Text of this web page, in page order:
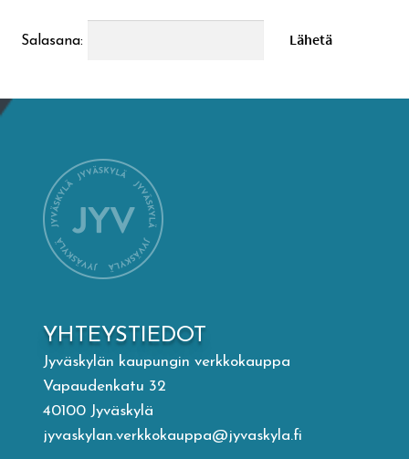
Ateria- ja välipalamaksut
Kirjasto
Visit Jyvaskyla Region
Lasten Lysti & LystiKylä-festivaali
Ohje
Salasana:
YHTEYSTIEDOT
Jyväskylän kaupungin verkkokauppa
Vapaudenkatu 32
40100 Jyväskylä
jyvaskylan.verkkokauppa@jyvaskyla.fi